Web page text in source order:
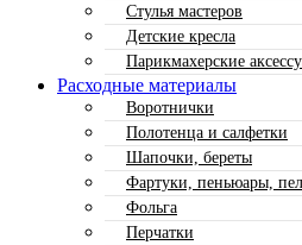
Стулья мастеров
Детские кресла
Парикмахерские
Расходные материалы
Воротнички
Полотенца и салфетки
Шапочки, береты
Фартуки, пеньюары,
Фольга
Перчатки